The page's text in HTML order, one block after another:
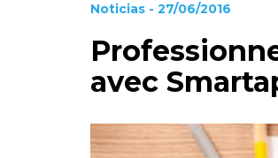
Noticias - 27/06/2016
avec